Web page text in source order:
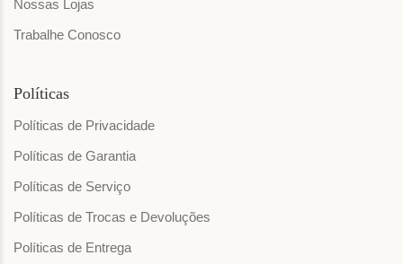
Nossas Lojas
Trabalhe Conosco
Políticas
Políticas de Privacidade
Políticas de Garantia
Políticas de Serviço
Políticas de Trocas e Devoluções
Políticas de Entrega